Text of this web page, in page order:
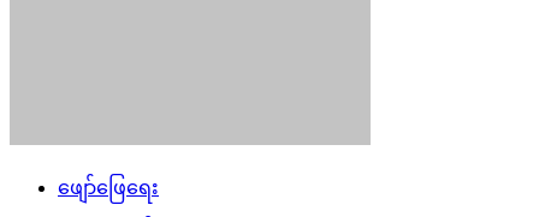
ဖျော်ဖြေရေး